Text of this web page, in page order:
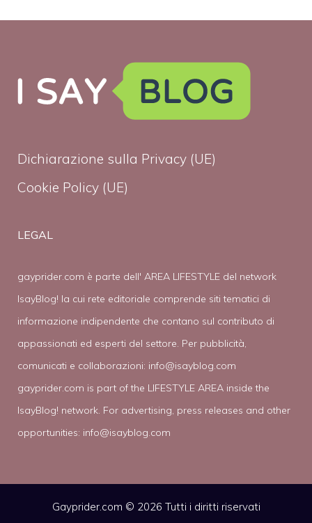
Dichiarazione sulla Privacy (UE)
Cookie Policy (UE)
LEGAL
gayprider.com è parte dell' AREA LIFESTYLE del network
IsayBlog! la cui rete editoriale comprende siti tematici di
informazione indipendente che contano sul contributo di
appassionati ed esperti del settore. Per pubblicità,
comunicati e collaborazioni: info@isayblog.com
gayprider.com is part of the LIFESTYLE AREA inside the
IsayBlog! network. For advertising, press releases and other
opportunities: info@isayblog.com
Gayprider.com © 2026 Tutti i diritti riservati